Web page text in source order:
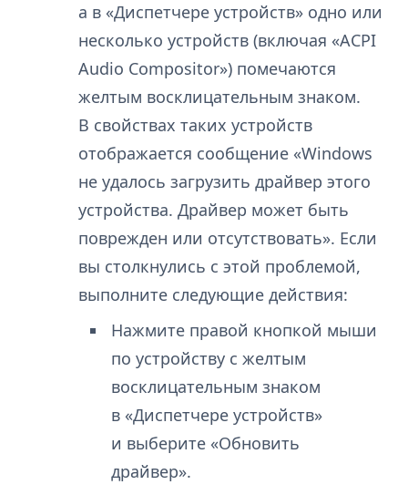
а в «Диспетчере устройств» одно или
несколько устройств (включая «ACPI
Audio Compositor») помечаются
желтым восклицательным знаком.
В свойствах таких устройств
отображается сообщение «Windows
не удалось загрузить драйвер этого
устройства. Драйвер может быть
поврежден или отсутствовать». Если
вы столкнулись с этой проблемой,
выполните следующие действия:
Нажмите правой кнопкой мыши
по устройству с желтым
восклицательным знаком
в «Диспетчере устройств»
и выберите «Обновить
драйвер».